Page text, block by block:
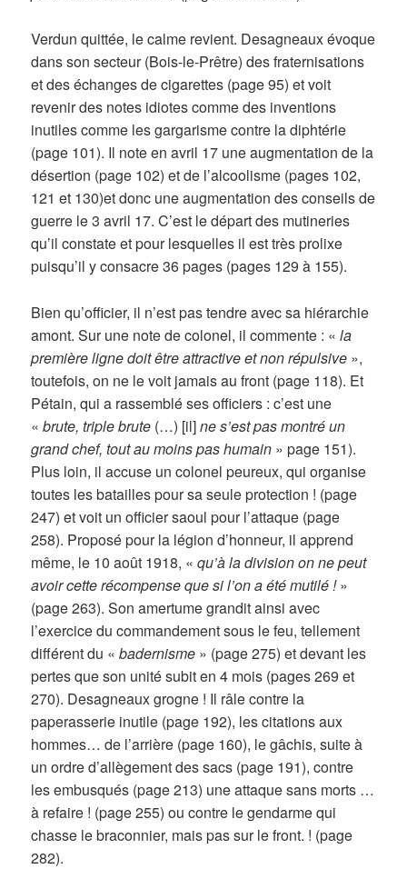
Verdun quittée, le calme revient. Desagneaux évoque
dans son secteur (Bois-le-Prêtre) des fraternisations
et des échanges de cigarettes (page 95) et voit
revenir des notes idiotes comme des inventions
inutiles comme les gargarisme contre la diphtérie
(page 101). Il note en avril 17 une augmentation de la
désertion (page 102) et de l’alcoolisme (pages 102,
121 et 130)et donc une augmentation des conseils de
guerre le 3 avril 17. C’est le départ des mutineries
qu’il constate et pour lesquelles il est très prolixe
puisqu’il y consacre 36 pages (pages 129 à 155).
Bien qu’officier, il n’est pas tendre avec sa hiérarchie
amont. Sur une note de colonel, il commente : «la
première ligne doit être attractive et non répulsive »,
toutefois, on ne le voit jamais au front (page 118). Et
Pétain, qui a rassemblé ses officiers : c’est une
«brute, triple brute (…) [il]ne s’est pas montré un
grand chef, tout au moins pas humain » page 151).
Plus loin, il accuse un colonel peureux, qui organise
toutes les batailles pour sa seule protection ! (page
247) et voit un officier saoul pour l’attaque (page
258). Proposé pour la légion d’honneur, il apprend
même, le 10 août 1918, «qu’à la division on ne peut
avoir cette récompense que si l’on a été mutilé !»
(page 263). Son amertume grandit ainsi avec
l’exercice du commandement sous le feu, tellement
différent du «badernisme » (page 275) et devant les
pertes que son unité subit en 4 mois (pages 269 et
270). Desagneaux grogne ! Il râle contre la
paperasserie inutile (page 192), les citations aux
hommes… de l’arrière (page 160), le gâchis, suite à
un ordre d’allègement des sacs (page 191), contre
les embusqués (page 213) une attaque sans morts …
à refaire ! (page 255) ou contre le gendarme qui
chasse le braconnier, mais pas sur le front. ! (page
282).